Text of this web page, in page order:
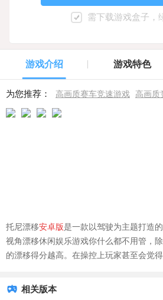
需下载游戏盒子，
游戏介绍 游戏特色
为您推荐： 高画质赛车竞速游戏 高画质
托尼漂移安卓版是一款以驾驶为主题打造
视角漂移休闲娱乐游戏你什么都不用管，
的漂移得分越高。在操控上玩家甚至会觉
相关版本